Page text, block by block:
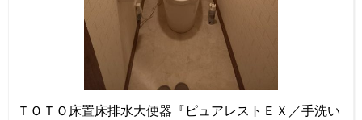
ＴＯＴＯ床置床排水大便器『ピュアレストＥＸ／手洗い